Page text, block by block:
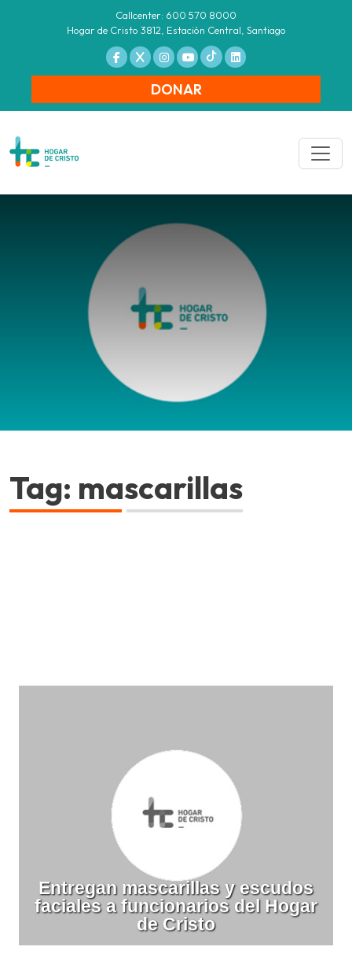
Callcenter: 600 570 8000
Hogar de Cristo 3812, Estación Central, Santiago
DONAR
Tag: mascarillas
Entregan mascarillas y escudos
faciales a funcionarios del Hogar
de Cristo